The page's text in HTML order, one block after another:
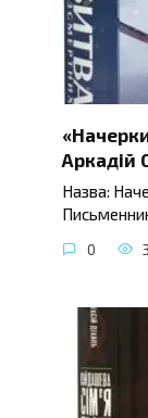
Аркадій
Назва:
0